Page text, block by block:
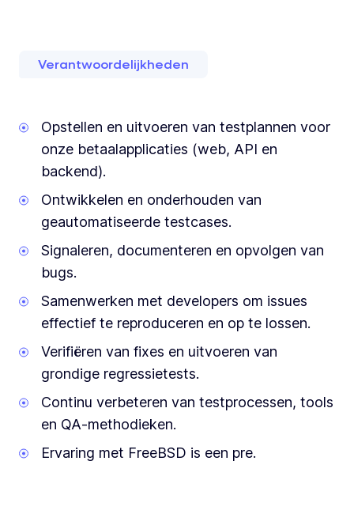
Verantwoordelijkheden
Opstellen en uitvoeren van testplannen voor
onze betaalapplicaties (web, API en
backend).
Ontwikkelen en onderhouden van
geautomatiseerde testcases.
Signaleren, documenteren en opvolgen van
bugs.
Samenwerken met developers om issues
effectief te reproduceren en op te lossen.
Verifiëren van fixes en uitvoeren van
grondige regressietests.
Continu verbeteren van testprocessen, tools
en QA-methodieken.
Ervaring met FreeBSD is een pre.